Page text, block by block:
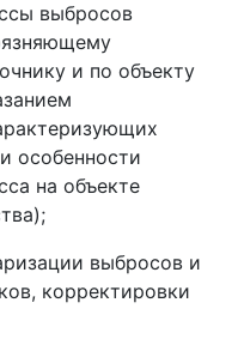
выбросов
и по объекту
особенности
на объекте
выбросов и
корректировки